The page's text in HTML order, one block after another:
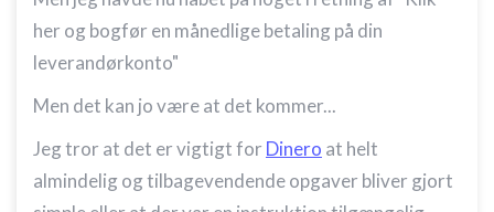
her og bogfør en månedlige betaling på din
leverandørkonto"
Men det kan jo være at det kommer...
Jeg tror at det er vigtigt for Dinero at helt
almindelig og tilbagevendende opgaver bliver gjort